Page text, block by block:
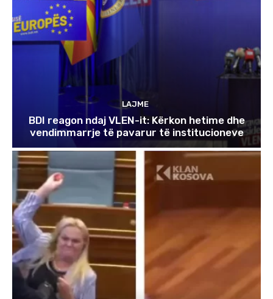
LAJME
BDI reagon ndaj VLEN-it: Kërkon hetime dhe
vendimmarrje të pavarur të institucioneve